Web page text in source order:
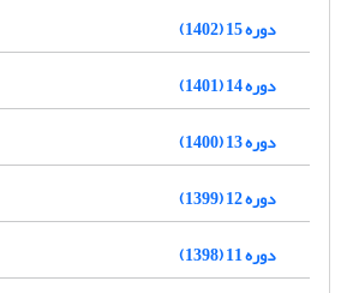
دوره 15 (1402)
دوره 14 (1401)
دوره 13 (1400)
دوره 12 (1399)
دوره 11 (1398)